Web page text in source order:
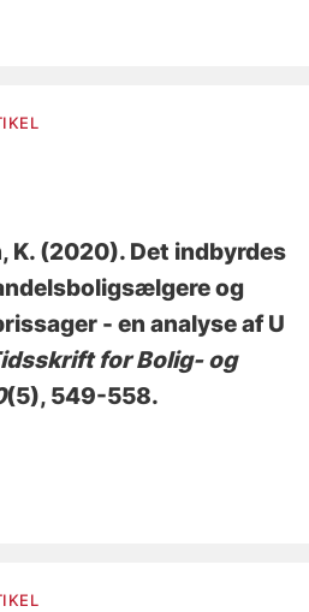
K. (2020). Det indbyrdes
og
- en analyse af U
for Bolig- og
(5), 549-558.